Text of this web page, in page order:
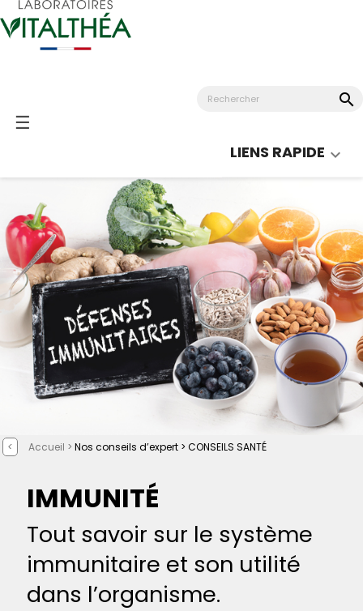
Basculer
☰
search
LIENS RAPIDE 
< Accueil > Nos conseils d’expert > CONSEILS SANTÉ
IMMUNITÉ
Tout savoir sur le système
immunitaire et son utilité
dans l’organisme.